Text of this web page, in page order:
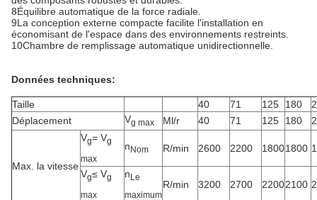
8Équilibre automatique de la force radiale.
9La conception externe compacte facilite l'installation en
économisant de l'espace dans des environnements restreints.
10Chambre de remplissage automatique unidirectionnelle.
Données techniques:
Taille 40 71 125 180
Déplacement
Vg max Ml/r 40 71 125 180
Max. la vitesse
Vg= Vg
max
nNom R/min 2600 2200 18001800
Vg≤ Vg
max
nLe
maximum
R/min 3200 2700 22002100